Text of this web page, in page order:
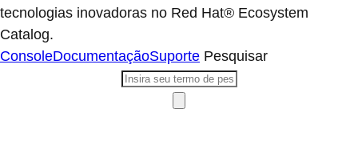
tecnologias inovadoras no Red Hat® Ecosystem
Catalog.
ConsoleDocumentaçãoSuporte Pesquisar